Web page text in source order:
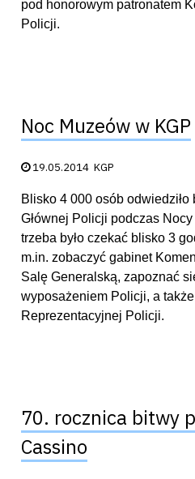
pod honorowym patronatem
Policji.
Noc Muzeów w KGP
Data publikacji:
19.05.2014KGP
Blisko 4 000 osób
Głównej Policji podczas
trzeba było czekać blisko 3
m.in. zobaczyć gabinet
Salę Generalską, zapoznać
wyposażeniem Policji, a
Reprezentacyjnej Policji.
70. rocznica bitwy
Cassino